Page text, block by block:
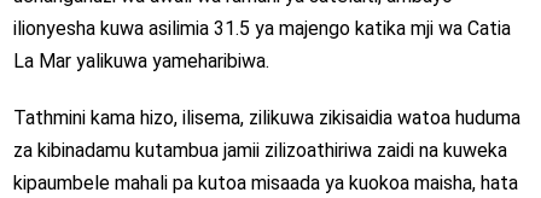
ilionyesha kuwa asilimia 31.5 ya majengo katika mji wa Catia
La Mar yalikuwa yameharibiwa.
Tathmini kama hizo, ilisema, zilikuwa zikisaidia watoa huduma
za kibinadamu kutambua jamii zilizoathiriwa zaidi na kuweka
kipaumbele mahali pa kutoa misaada ya kuokoa maisha, hata